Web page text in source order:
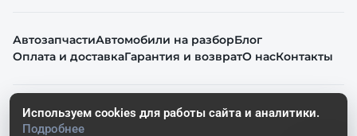
АвтозапчастиАвтомобили на разборБлог
Оплата и доставкаГарантия и возвратО насКонтакты
© 2026. Все права защищены.
Политика конфиденциальности
Используем cookies для работы сайта и аналитики.
Подробнее